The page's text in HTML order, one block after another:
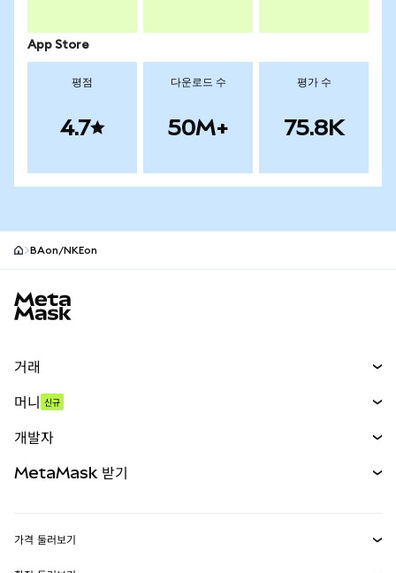
App Store
평점
4.7
다운로드 수
50M+
평가 수
75.8K
BAon/NKEon
거래
무기한 선물
실물자산
머니 신규
개발자
MetaMask 받기
가격 둘러보기